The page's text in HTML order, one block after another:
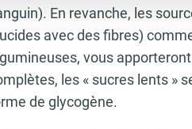
En revanche, les
avec des fibres)
vous
les « sucres lents »
de glycogène.